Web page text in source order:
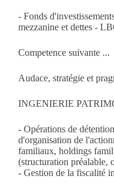
- Fonds
mezzanine et dettes -
Competence suivante ...
Audace, stratégie et
INGENIERIE
- Opérations de
d'organisation de
familiaux, holdings
(structuration préalable,
- Gestion de la fiscalité